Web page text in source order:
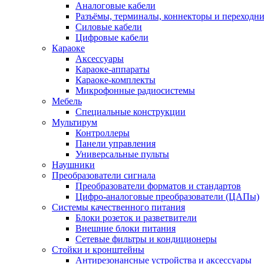
Аналоговые кабели
Разъёмы, терминалы, коннекторы и
Силовые кабели
Цифровые кабели
Караоке
Аксессуары
Караоке-аппараты
Караоке-комплекты
Микрофонные радиосистемы
Мебель
Специальные конструкции
Мультирум
Контроллеры
Панели управления
Универсальные пульты
Наушники
Преобразователи сигнала
Преобразователи форматов и стандартов
Цифро-аналоговые преобразователи (ЦАПы)
Системы качественного питания
Блоки розеток и разветвители
Внешние блоки питания
Сетевые фильтры и кондиционеры
Стойки и кронштейны
Антирезонансные устройства и аксессуары